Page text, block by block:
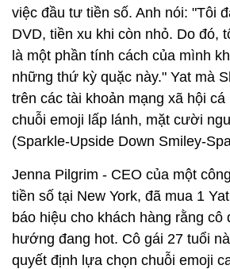
việc đầu tư tiền số. Anh nói: "Tôi
DVD, tiền xu khi còn nhỏ. Do đó,
là một phần tính cách của mình
những thứ kỳ quặc này." Yat mà
trên các tài khoản mạng xã hội
chuỗi emoji lấp lánh, mặt cười
(Sparkle-Upside Down Smiley-
Jenna Pilgrim - CEO của một
tiền số tại New York, đã mua 1
báo hiệu cho khách hàng rằng cô
hướng đang hot. Cô gái 27 tuổi
quyết định lựa chọn chuỗi emoji